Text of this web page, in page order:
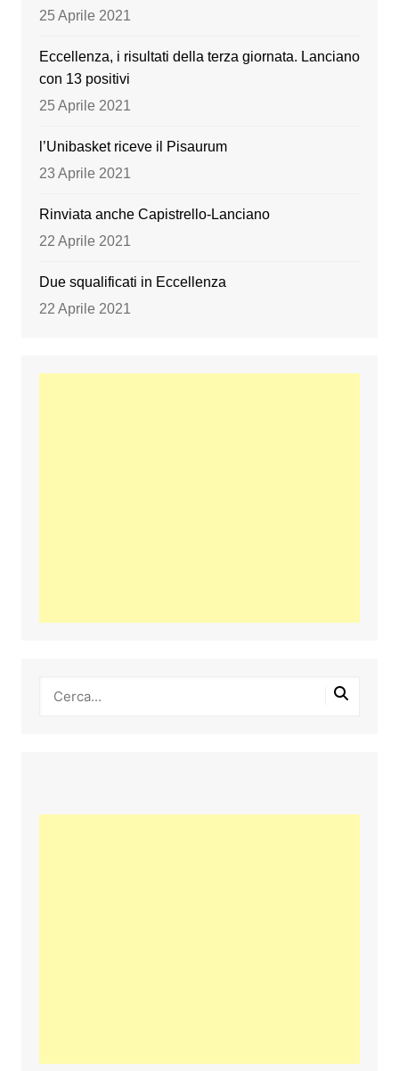
25 Aprile 2021
Eccellenza, i risultati della terza giornata. Lanciano
con 13 positivi
25 Aprile 2021
l’Unibasket riceve il Pisaurum
23 Aprile 2021
Rinviata anche Capistrello-Lanciano
22 Aprile 2021
Due squalificati in Eccellenza
22 Aprile 2021